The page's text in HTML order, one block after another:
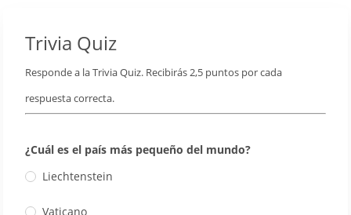
Trivia Quiz
Responde a la Trivia Quiz. Recibirás 2,5 puntos por cada
respuesta correcta.
¿Cuál es el país más pequeño del mundo?
Liechtenstein
Vaticano